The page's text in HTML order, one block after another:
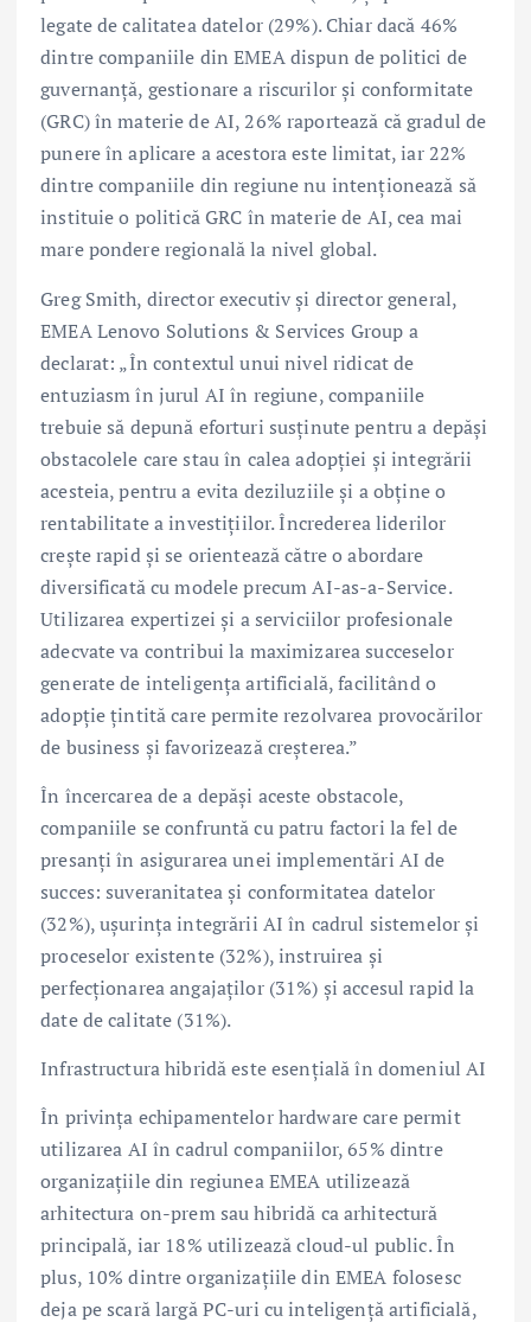
legate de calitatea datelor (29%). Chiar dacă 46%
dintre companiile din EMEA dispun de politici de
guvernanță, gestionare a riscurilor și conformitate
(GRC) în materie de AI, 26% raportează că gradul de
punere în aplicare a acestora este limitat, iar 22%
dintre companiile din regiune nu intenționează să
instituie o politică GRC în materie de AI, cea mai
mare pondere regională la nivel global.
Greg Smith, director executiv și director general,
EMEA Lenovo Solutions & Services Group a
declarat: „În contextul unui nivel ridicat de
entuziasm în jurul AI în regiune, companiile
trebuie să depună eforturi susținute pentru a depăși
obstacolele care stau în calea adopției și integrării
acesteia, pentru a evita deziluziile și a obține o
rentabilitate a investițiilor. Încrederea liderilor
crește rapid și se orientează către o abordare
diversificată cu modele precum AI-as-a-Service.
Utilizarea expertizei și a serviciilor profesionale
adecvate va contribui la maximizarea succeselor
generate de inteligența artificială, facilitând o
adopție țintită care permite rezolvarea provocărilor
de business și favorizează creșterea.”
În încercarea de a depăși aceste obstacole,
companiile se confruntă cu patru factori la fel de
presanți în asigurarea unei implementări AI de
succes: suveranitatea și conformitatea datelor
(32%), ușurința integrării AI în cadrul sistemelor și
proceselor existente (32%), instruirea și
perfecționarea angajaților (31%) și accesul rapid la
date de calitate (31%).
Infrastructura hibridă este esențială în domeniul AI
În privința echipamentelor hardware care permit
utilizarea AI în cadrul companiilor, 65% dintre
organizațiile din regiunea EMEA utilizează
arhitectura on-prem sau hibridă ca arhitectură
principală, iar 18% utilizează cloud-ul public. În
plus, 10% dintre organizațiile din EMEA folosesc
deja pe scară largă PC-uri cu inteligență artificială,